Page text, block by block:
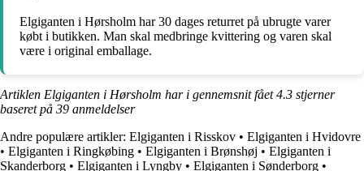
Elgiganten i Hørsholm har 30 dages returret på ubrugte varer
købt i butikken. Man skal medbringe kvittering og varen skal
være i original emballage.
Artiklen Elgiganten i Hørsholm har i gennemsnit fået4.3 stjerner
baseret på 39 anmeldelser
Andre populære artikler: Elgiganten i Risskov • Elgiganten i Hvidovre
• Elgiganten i Ringkøbing • Elgiganten i Brønshøj • Elgiganten i
Skanderborg • Elgiganten i Lyngby • Elgiganten i Sønderborg •